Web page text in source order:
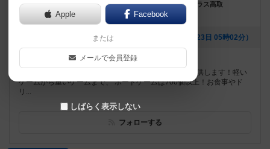
福岡県福岡市早良区高取１丁目１１−１５ ユーテラス高取
[NEW] ロザリー試遊会開催のお知らせ！（2026年06月23日 05時02分）
遊べるボードゲーム
754個
藤崎駅から徒歩8分！広々とした居心地のいい空間を提供します！軽い
ゲームから重いゲームまで、 ボードゲームは700個以上！お食事やド
リ...
フォローする
Apple Facebook
または
メールで会員登録
しばらく表示しない